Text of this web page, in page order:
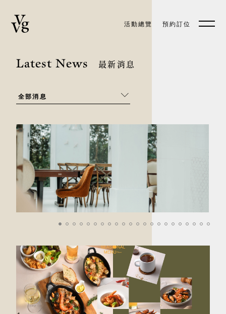
活動總覽 預約訂位
預約訂位 EN
Latest News 最新消息